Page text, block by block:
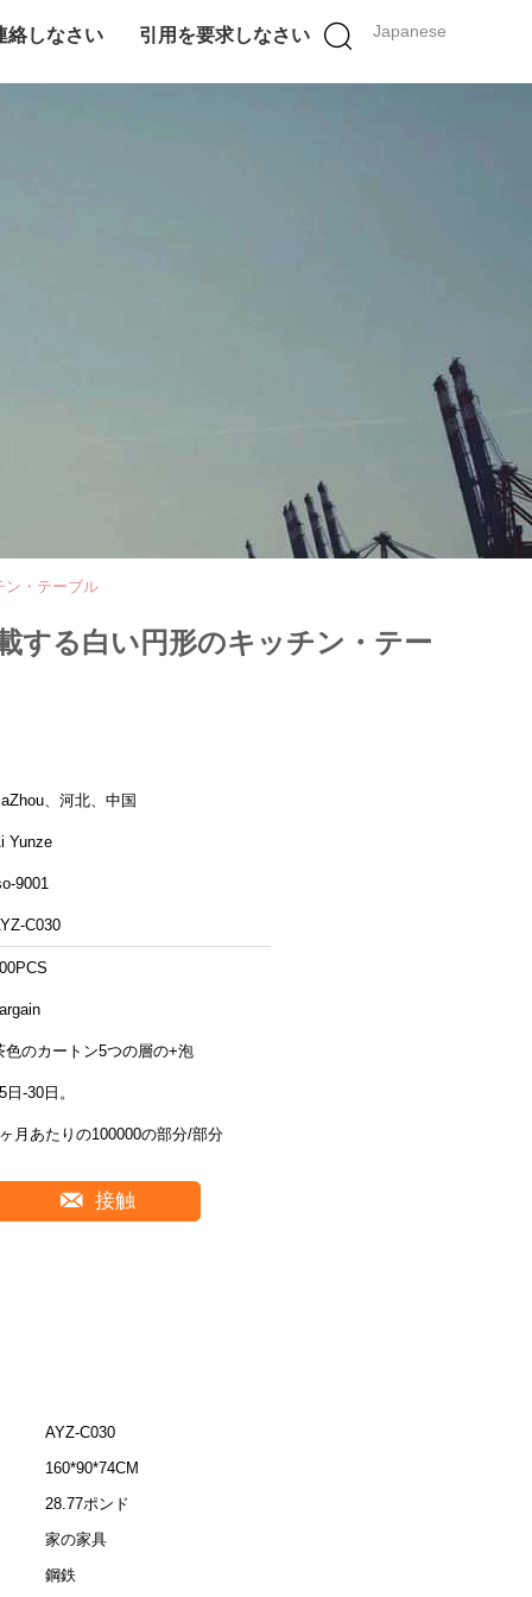
Japanese
絡しなさい 引用を要求しなさい
ン・テーブル
する白い円形のキッチン・テー
、河北、中国
Yunze
9001
C030
色のカートン5つの層の+泡
日-30日。
月あたりの100000の部分/部分
接触
AYZ-C030
160*90*74CM
28.77ポンド
家の家具
鋼鉄